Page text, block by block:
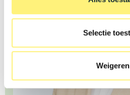
Selectie
Weigeren